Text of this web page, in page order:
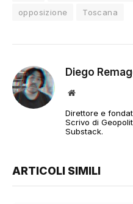
opposizione
Toscana
Diego
Sito
Direttore e
Scrivo di
Substack.
ARTICOLI SIMILI